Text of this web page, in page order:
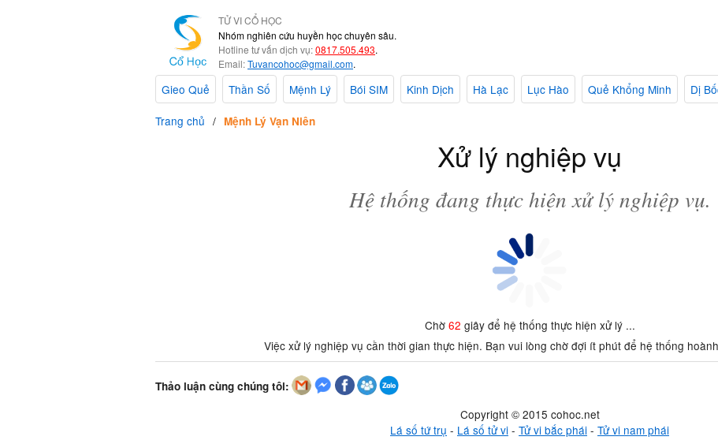
TỬ VI CỔ HỌC
Nhóm nghiên cứu huyền học chuyên sâu.
Hotline tư vấn dịch vụ:0817.505.493.
Email:Tuvancohoc@gmail.com.
Gieo Quẻ Thần Số Mệnh Lý Bói SIM Kinh Dịch Hà Lạc Lục Hào Quẻ Khổng Minh Dị
Trang chủ
Mệnh Lý Vạn Niên
Xử lý nghiệp vụ
Hệ thống đang thực hiện xử lý nghiệp vụ.
Chờ 62 giây để hệ thống thực hiện xử lý ...
Việc xử lý nghiệp vụ cần thời gian thực hiện. Bạn vui lòng chờ đợi ít phút để hệ thống
Thảo luận cùng chúng tôi:
Copyright © 2015 cohoc.net
Lá số tứ trụ - Lá số tử vi - Tử vi bắc phái - Tử vi nam phái